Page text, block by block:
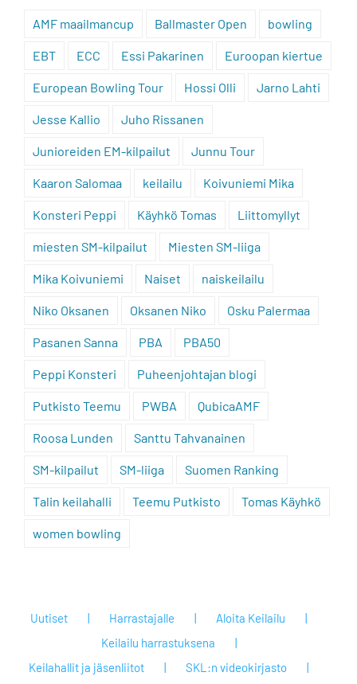
AMF maailmancup Ballmaster Open bowling
EBT ECC Essi Pakarinen Euroopan kiertue
European Bowling Tour Hossi Olli Jarno Lahti
Jesse Kallio Juho Rissanen
Junioreiden EM-kilpailut Junnu Tour
Kaaron Salomaa keilailu Koivuniemi Mika
Konsteri Peppi Käyhkö Tomas Liittomyllyt
miesten SM-kilpailut Miesten SM-liiga
Mika Koivuniemi Naiset naiskeilailu
Niko Oksanen Oksanen Niko Osku Palermaa
Pasanen Sanna PBA PBA50
Peppi Konsteri Puheenjohtajan blogi
Putkisto Teemu PWBA QubicaAMF
Roosa Lunden Santtu Tahvanainen
SM-kilpailut SM-liiga Suomen Ranking
Talin keilahalli Teemu Putkisto Tomas Käyhkö
women bowling
Uutiset Harrastajalle
Aloita Keilailu
Keilailu harrastuksena
Keilahallit ja jäsenliitot
SKL:n videokirjasto